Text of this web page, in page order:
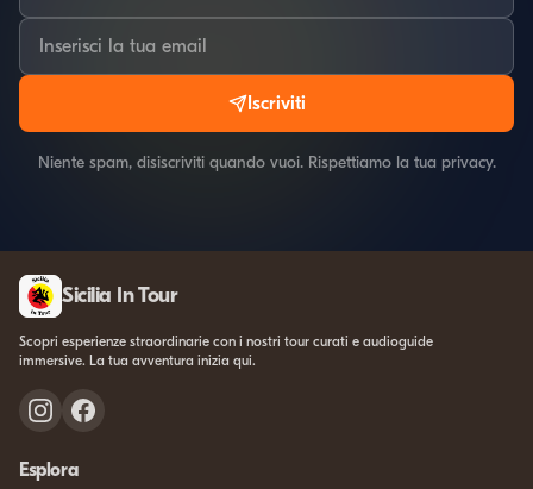
Iscriviti
Niente spam, disiscriviti quando vuoi. Rispettiamo la tua privacy.
Sicilia In Tour
Scopri esperienze straordinarie con i nostri tour curati e audioguide
immersive. La tua avventura inizia qui.
Esplora